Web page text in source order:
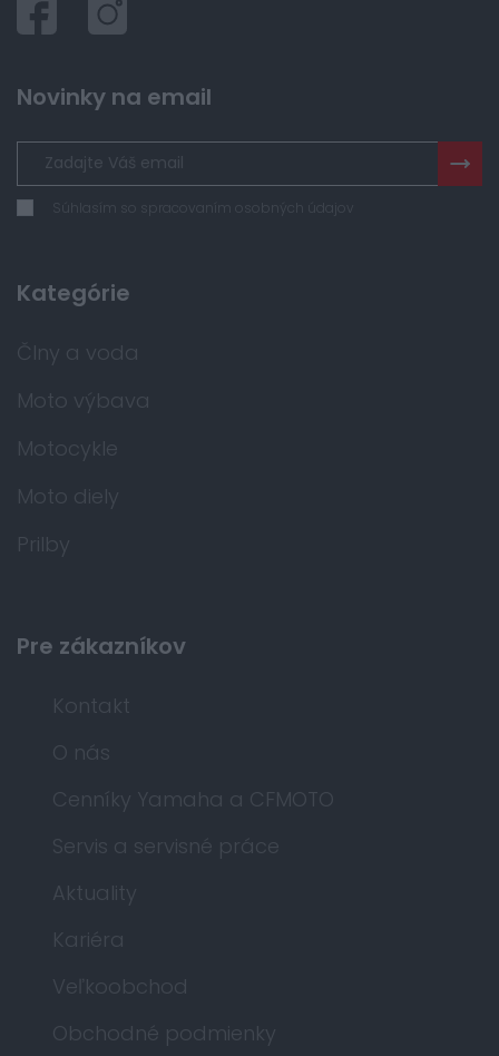
Novinky na email
Súhlasím so spracovaním osobných údajov
Kategórie
Člny a voda
Moto výbava
Motocykle
Moto diely
Prilby
Pre zákazníkov
Kontakt
O nás
Cenníky Yamaha a CFMOTO
Servis a servisné práce
Aktuality
Kariéra
Veľkoobchod
Obchodné podmienky